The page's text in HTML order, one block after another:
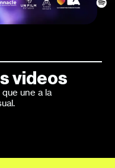
videos
une a la